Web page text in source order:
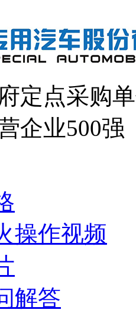
定点采购
企业500强
操作视频
解答